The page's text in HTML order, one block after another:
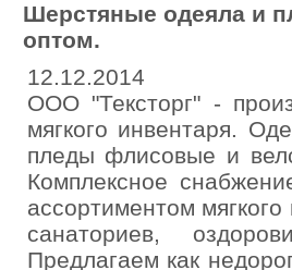
Шерстяные одеяла и
оптом.
12.12.2014
ООО "Тексторг" -
мягкого инвентаря.
пледы флисовые и
Комплексное
ассортиментом
санаториев,
Предлагаем как